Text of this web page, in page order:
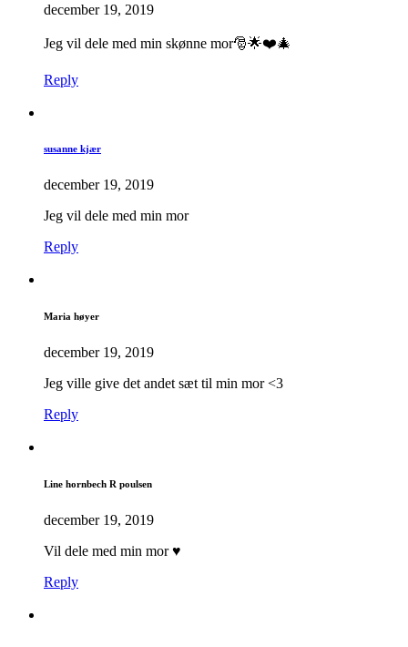
december 19, 2019
Jeg vil dele med min skønne mor🎅🌟❤️🎄
Reply
susanne kjær
december 19, 2019
Jeg vil dele med min mor
Reply
Maria høyer
december 19, 2019
Jeg ville give det andet sæt til min mor <3
Reply
Line hornbech R poulsen
december 19, 2019
Vil dele med min mor ♥️
Reply